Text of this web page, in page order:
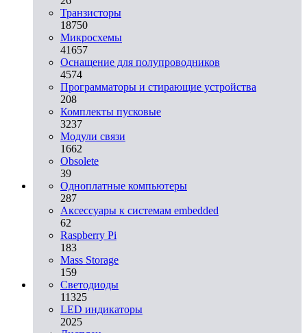
Транзисторы
18750
Микросхемы
41657
Оснащение для полупроводников
4574
Программаторы и стирающие устройства
208
Комплекты пусковые
3237
Модули связи
1662
Obsolete
39
Одноплатные компьютеры
287
Аксессуары к системам embedded
62
Raspberry Pi
183
Mass Storage
159
Светодиоды
11325
LED индикаторы
2025